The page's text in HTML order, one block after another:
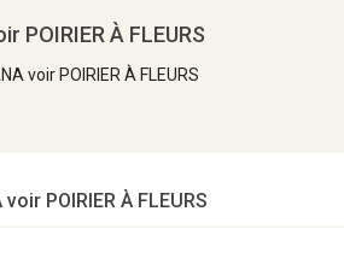
POIRIER À FLEURS
voir POIRIER À FLEURS
POIRIER À FLEURS